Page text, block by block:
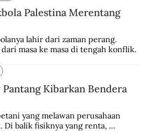
Palestina Merentang
lahir dari zaman perang.
masa ke masa di tengah konflik.
Pantang Kibarkan Bendera
yang melawan perusahaan
Di balik fisiknya yang renta,